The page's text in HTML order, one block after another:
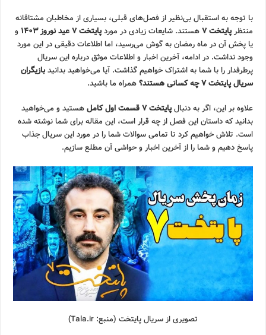
با توجه به استقبال بی‌نظیر از فصل‌های قبلی، بسیاری از مخاطبان مشتاقانه
منتظرپایتخت ۷ هستند. شایعات زیادی در موردپایتخت ۷ عید نوروز ۱۴۰۳
و
یا پخش آن در ماه رمضان به گوش می‌رسید، اما اطلاعات دقیقی در این مورد
وجود نداشت. در ادامه، آخرین اخبار و اطلاعات موثق درباره این سریال
پرطرفدار را با شما به اشتراک خواهیم گذاشت. آیا می‌خواهید بدانیدبازیگران
سریال پایتخت ۷ چه کسانی هستند؟
همراه ما باشید.
علاوه بر این، اگر به دنبالپایتخت ۷ قسمت اول کامل
هستید و می‌خواهید
بدانید که داستان این فصل از چه قرار است، این مقاله برای شما نوشته شده
است. تلاش خواهیم کرد تا تمامی سوالات شما را در مورد این سریال جذاب
پاسخ دهیم و شما را از آخرین اخبار و حواشی آن مطلع سازیم.
تصویری از سریال پایتخت (منبع: Tala.ir)